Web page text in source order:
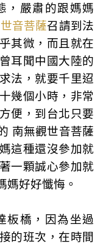
，嚴肅的跟媽媽
音菩薩召請到法
其微，而且就在
耳聞中國大陸的
法，就要千里迢
幾個小時，非常
便，到台北只要
南無觀世音菩薩
這種還沒參加就
一顆誠心參加就
媽好好懺悔。
板橋，因為坐過
的班次，在時間